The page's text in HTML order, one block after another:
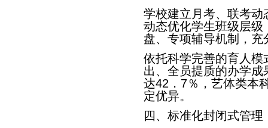
学校建立月考、联考
动态优化学生班级层
盘、专项辅导机制，
依托科学完善的育人
出、全员提质的办学
达42．7％，艺体类本
定优异。
四、标准化封闭式管